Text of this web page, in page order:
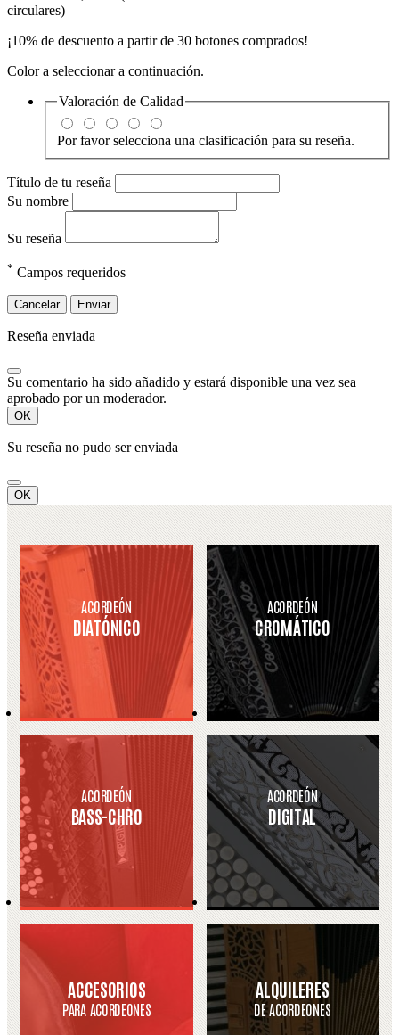
circulares)
¡10% de descuento a partir de 30 botones comprados!
Color a seleccionar a continuación.
Valoración de Calidad
Por favor selecciona una clasificación para su reseña.
Título de tu reseña
Su nombre
Su reseña
* Campos requeridos
Cancelar Enviar
Reseña enviada
Su comentario ha sido añadido y estará disponible una vez sea
aprobado por un moderador.
OK
Su reseña no pudo ser enviada
OK
ACORDEÓN
DIATÓNICO
ACORDEÓN
CROMÁTICO
ACORDEÓN
BASS-CHRO
ACORDEÓN
DIGITAL
ACCESORIOS
PARA ACORDEONES
ALQUILERES
DE ACORDEONES